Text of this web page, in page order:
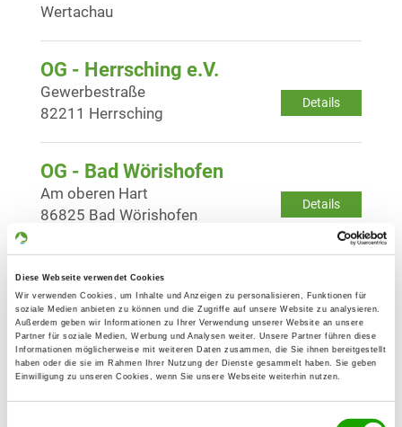
Diese Webseite verwendet Cookies
Wir verwenden Cookies, um Inhalte und Anzeigen zu personalisieren, Funktionen für
soziale Medien anbieten zu können und die Zugriffe auf unsere Website zu analysieren.
Außerdem geben wir Informationen zu Ihrer Verwendung unserer Website an unsere
Partner für soziale Medien, Werbung und Analysen weiter. Unsere Partner führen diese
Informationen möglicherweise mit weiteren Daten zusammen, die Sie ihnen bereitgestellt
haben oder die sie im Rahmen Ihrer Nutzung der Dienste gesammelt haben. Sie geben
Einwilligung zu unseren Cookies, wenn Sie unsere Webseite weiterhin nutzen.
Wertachau
OG - Herrsching e.V.
Details
Gewerbestraße
82211 Herrsching
OG - Bad Wörishofen
Details
Am oberen Hart
86825 Bad Wörishofen
OG - Buchloe und Umgebung e.V.
Details
Eschenlohstr. 19
86807 Buchloe
OG - Kaufbeuren u. Umgeb. e.V.
Details